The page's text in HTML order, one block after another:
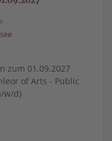
zum 01.09.2027
of Arts - Public
w/d)